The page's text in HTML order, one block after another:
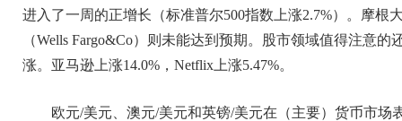
进入了一周的正增长（标准普尔500指数上涨2.7%）。摩根
（Wells Fargo&Co）则未能达到预期。股市领域值得注意
涨。亚马逊上涨14.0%，Netflix上涨5.47%。
欧元/美元、澳元/美元和英镑/美元在（主要）货币市场